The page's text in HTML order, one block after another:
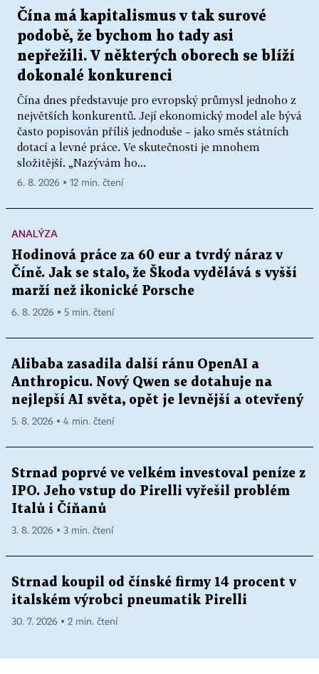
Čína má kapitalismus v tak surové
podobě, že bychom ho tady asi
nepřežili. V některých oborech se blíží
dokonalé konkurenci
Čína dnes představuje pro evropský průmysl jednoho z
největších konkurentů. Její ekonomický model ale bývá
často popisován příliš jednoduše – jako směs státních
dotací a levné práce. Ve skutečnosti je mnohem
složitější. „Nazývám ho...
6. 8. 2026 ▪ 12 min. čtení
ANALÝZA
Hodinová práce za 60 eur a tvrdý náraz v
Číně. Jak se stalo, že Škoda vydělává s vyšší
marží než ikonické Porsche
6. 8. 2026 ▪ 5 min. čtení
Alibaba zasadila další ránu OpenAI a
Anthropicu. Nový Qwen se dotahuje na
nejlepší AI světa, opět je levnější a otevřený
5. 8. 2026 ▪ 4 min. čtení
Strnad poprvé ve velkém investoval peníze z
IPO. Jeho vstup do Pirelli vyřešil problém
Italů i Číňanů
3. 8. 2026 ▪ 3 min. čtení
Strnad koupil od čínské firmy 14 procent v
italském výrobci pneumatik Pirelli
30. 7. 2026 ▪ 2 min. čtení